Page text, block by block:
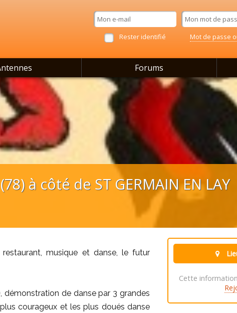
Rester identifié Mot de passe
Forums
à côté de ST GERMAIN EN LAY
musique et danse, le futur
démonstration de danse par 3 grandes
courageux et les plus doués danse
Cette